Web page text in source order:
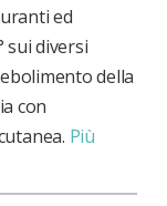
ed
sui diversi
della
con
Più